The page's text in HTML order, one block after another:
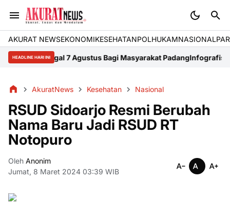
AKURAT NEWSEKONOMIKESEHATANPOLHUKAMNASIONAL
HEADLINE HARI INI
7 Agustus Bagi Masyarakat PadangInfografis Peristiwa
AkuratNews Kesehatan Nasional
RSUD Sidoarjo Resmi Berubah
Nama Baru Jadi RSUD RT
Notopuro
Oleh Anonim
Jumat, 8 Maret 2024 03:39 WIB